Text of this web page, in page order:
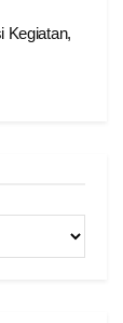
Kegiatan,